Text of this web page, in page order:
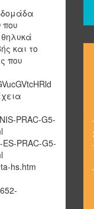
που
και το
που
PRAC-G5-
PRAC-G5-
hs.htm